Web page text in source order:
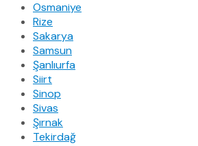
Osmaniye
Rize
Sakarya
Samsun
Şanlıurfa
Siirt
Sinop
Sivas
Şırnak
Tekirdağ